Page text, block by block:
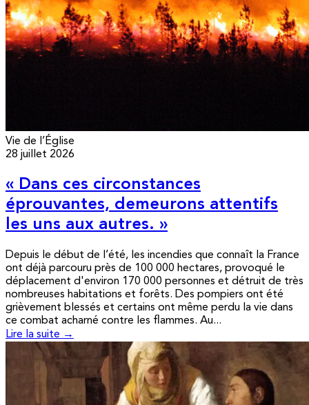
Vie de l’Église
28 juillet 2026
« Dans ces circonstances
éprouvantes, demeurons attentifs
les uns aux autres. »
Depuis le début de l’été, les incendies que connaît la France
ont déjà parcouru près de 100 000 hectares, provoqué le
déplacement d'environ 170 000 personnes et détruit de très
nombreuses habitations et forêts. Des pompiers ont été
grièvement blessés et certains ont même perdu la vie dans
ce combat acharné contre les flammes. Au...
Lire la suite →